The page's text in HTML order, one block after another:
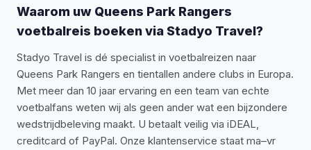
Waarom uw Queens Park Rangers
voetbalreis boeken via Stadyo Travel?
Stadyo Travel is dé specialist in voetbalreizen naar
Queens Park Rangers en tientallen andere clubs in Europa.
Met meer dan 10 jaar ervaring en een team van echte
voetbalfans weten wij als geen ander wat een bijzondere
wedstrijdbeleving maakt. U betaalt veilig via iDEAL,
creditcard of PayPal. Onze klantenservice staat ma–vr